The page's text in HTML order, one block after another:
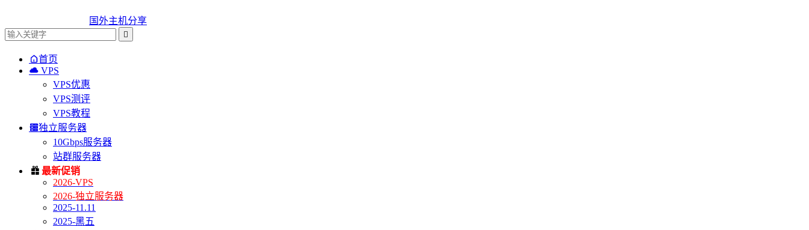
国外主机分享

首页
 VPS
VPS优惠
VPS测评
VPS教程
独立服务器
10Gbps服务器
站群服务器
 最新促销
2026-VPS
2026-独立服务器
2025-11.11
2025-黑五